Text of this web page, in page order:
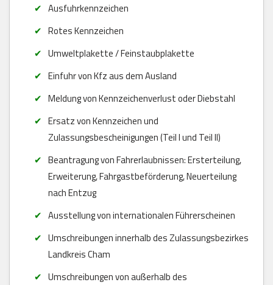
Ausfuhrkennzeichen
Rotes Kennzeichen
Umweltplakette / Feinstaubplakette
Einfuhr von Kfz aus dem Ausland
Meldung von Kennzeichenverlust oder Diebstahl
Ersatz von Kennzeichen und
Zulassungsbescheinigungen (Teil I und Teil II)
Beantragung von Fahrerlaubnissen: Ersterteilung,
Erweiterung, Fahrgastbeförderung, Neuerteilung
nach Entzug
Ausstellung von internationalen Führerscheinen
Umschreibungen innerhalb des Zulassungsbezirkes
Landkreis Cham
Umschreibungen von außerhalb des